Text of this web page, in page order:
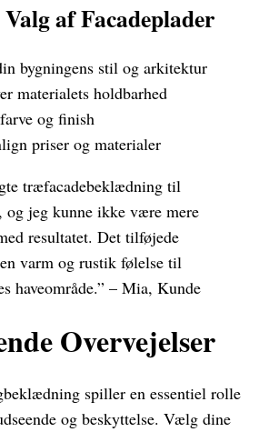
af Facadeplader
bygningens stil og arkitektur
materialets holdbarhed
og finish
priser og materialer
træfacadebeklædning til
og jeg kunne ikke være mere
resultatet. Det tilføjede
varm og rustik følelse til
haveområde.” – Mia, Kunde
Overvejelser
spiller en essentiel rolle
og beskyttelse. Vælg dine